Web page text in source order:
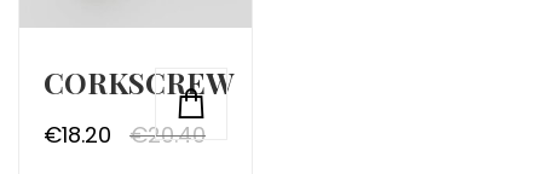
CORKSCREW
€20.40
€18.20